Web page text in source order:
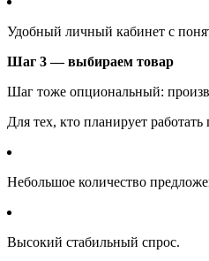
Удобный личный кабинет с
Шаг 3 — выбираем товар
Шаг тоже опциональный:
Для тех, кто планирует
Небольшое количество
Высокий стабильный спрос.